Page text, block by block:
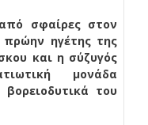
σφαίρες στον
ηγέτης της
και η σύζυγός
μονάδα
του